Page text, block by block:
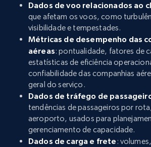
Dados de voo relacionados ao
que afetam os voos, como
visibilidade e tempestades.
Métricas de desempenho das
aéreas: pontualidade, fatores de
estatísticas de eficiência
confiabilidade das companhias
geral do serviço.
Dados de tráfego de
tendências de passageiros por
aeroporto, usados para
gerenciamento de capacidade.
Dados de carga e frete :